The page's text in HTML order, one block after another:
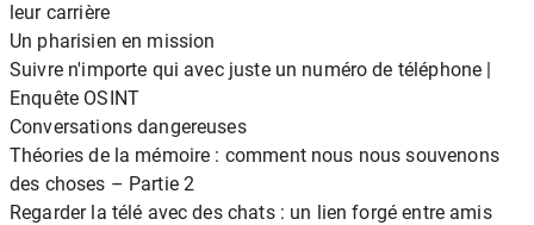
leur carrière
Un pharisien en mission
Suivre n'importe qui avec juste un numéro de téléphone |
Enquête OSINT
Conversations dangereuses
Théories de la mémoire : comment nous nous souvenons
des choses – Partie 2
Regarder la télé avec des chats : un lien forgé entre amis